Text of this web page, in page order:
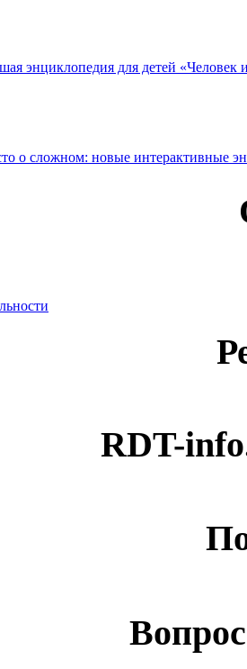
энциклопедия для детей
о сложном: новые интерактивные
RDT-